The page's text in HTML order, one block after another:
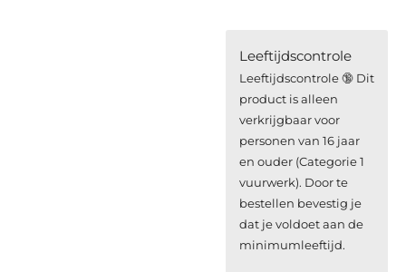
Leeftijdscontrole
Leeftijdscontrole 🔞 Dit
product is alleen
verkrijgbaar voor
personen van 16 jaar
en ouder (Categorie 1
vuurwerk). Door te
bestellen bevestig je
dat je voldoet aan de
minimumleeftijd.